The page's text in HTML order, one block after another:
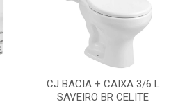
CJ BACIA + CAIXA 3/6 L
SAVEIRO BR CELITE